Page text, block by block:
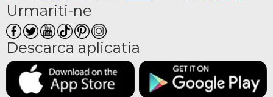
Urmariti-ne
Descarca aplicatia